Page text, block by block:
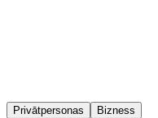
Privātpersonas Bizness